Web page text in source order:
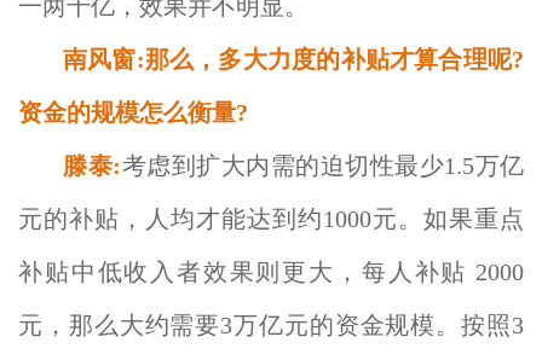
一两千亿，效果并不明显。
南风窗:那么，多大力度的补贴才算合理呢?
资金的规模怎么衡量?
滕泰:考虑到扩大内需的迫切性最少1.5万亿
元的补贴，人均才能达到约1000元。如果重点
补贴中低收入者效果则更大，每人补贴 2000
元，那么大约需要3万亿元的资金规模。按照3